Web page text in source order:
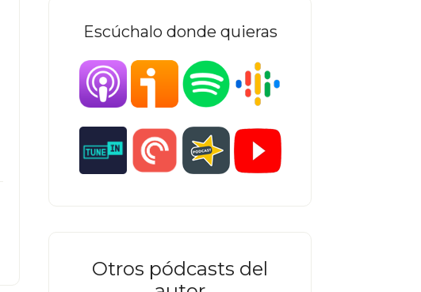
Escúchalo donde quieras
Otros pódcasts del